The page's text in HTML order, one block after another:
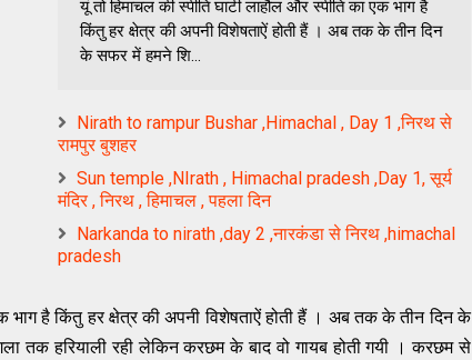
यूं तो हिमाचल की ​स्पीति घाटी लाहौल और स्पीति का एक भाग है
किंतु हर क्षेत्र की अपनी विशेषताऐं होती हैं । अब तक के तीन दिन
के सफर में हमने शि...
Nirath to rampur Bushar ,Himachal , Day 1 ,निरथ से
रामपुर बुशहर
Sun temple ,NIrath , Himachal pradesh ,Day 1, सूर्य
मंदिर , निरथ , हिमाचल , पहला दिन
Narkanda to nirath ,day 2 ,नारकंडा से निरथ ,himachal
pradesh
भाग है किंतु हर क्षेत्र की अपनी विशेषताऐं होती हैं । अब तक के तीन दिन के
तक हरियाली रही लेकिन करछम के बाद वो गायब होती गयी । करछम से